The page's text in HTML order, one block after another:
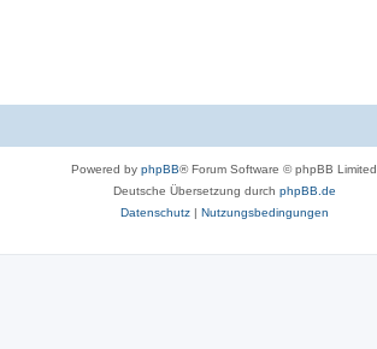
Powered by phpBB® Forum Software © phpBB Limited
Deutsche Übersetzung durch phpBB.de
Datenschutz| Nutzungsbedingungen